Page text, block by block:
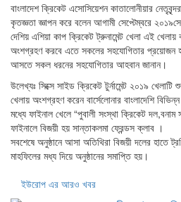
বাংলাদেশ ক্রিকেট এসোসিয়েশন কাতালোনীয়ার
কৃতজ্ঞতা জ্ঞাপন করে বলেন আগামী সেপ্টেম্বরে
দেশিয় এশিয়া কাপ ক্রিকেট ট্রুনামেন্ট খেলা এই
অংশগ্রহণ করবে এতে সকলের সহযোগিতার প্রয়োজন
আসতে সকল ধরনের সহযোগিতার আহবান জানান।
উলেখ্যঃ সিক্সে সাইড ক্রিকেট টুর্নামেন্ট ২০১৯
খেলায় অংশগ্রহণ করেন বার্সেলোনার বাংলাদেশি
মধ্যে ফাইনাল খেলে “পুবালী সংস্থা ক্রিকেট
ফাইনালে বিজয়ী হয় সান্তাকলমা ফ্রেন্ডস ক্লাব ।
সবশেষে অনুষ্ঠানে আসা অতিথিরা বিজয়ী দলের হাতে
মাহফিলের মধ্য দিয়ে অনুষ্ঠানের সমাপ্তি হয়।
ইউরোপ এর আরও খবর